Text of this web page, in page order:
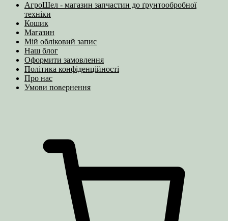
АгроШел - магазин запчастин до ґрунтообробної
техніки
Кошик
Магазин
Мій обліковий запис
Наш блог
Оформити замовлення
Політика конфіденційності
Про нас
Умови повернення